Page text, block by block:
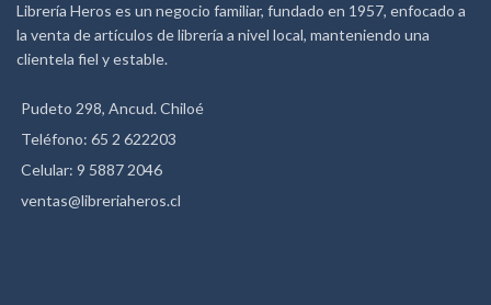
Librería Heros es un negocio familiar, fundado en 1957, enfocado a
la venta de artículos de librería a nivel local, manteniendo una
clientela fiel y estable.
Pudeto 298, Ancud. Chiloé
Teléfono: 65 2 622203
Celular: 9 5887 2046
ventas@libreriaheros.cl